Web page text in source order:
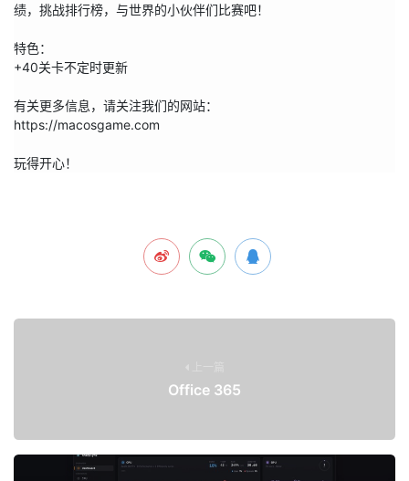
绩，挑战排行榜，与世界的小伙伴们比赛吧！
特色：
+40关卡不定时更新
有关更多信息，请关注我们的网站：
https://macosgame.com
玩得开心！
Office 365